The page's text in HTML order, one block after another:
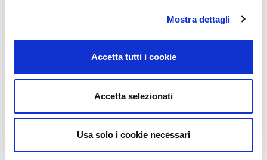
Mostra dettagli
Accetta tutti i cookie
Accetta selezionati
Usa solo i cookie necessari